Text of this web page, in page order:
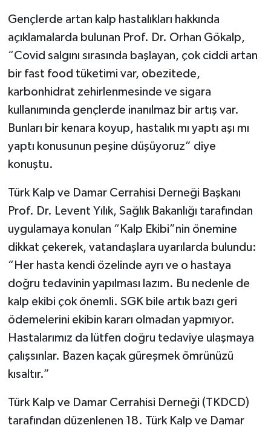
Gençlerde artan kalp hastalıkları hakkında
açıklamalarda bulunan Prof. Dr. Orhan Gökalp,
“Covid salgını sırasında başlayan, çok ciddi artan
bir fast food tüketimi var, obezitede,
karbonhidrat zehirlenmesinde ve sigara
kullanımında gençlerde inanılmaz bir artış var.
Bunları bir kenara koyup, hastalık mı yaptı aşı mı
yaptı konusunun peşine düşüyoruz” diye
konuştu.
Türk Kalp ve Damar Cerrahisi Derneği Başkanı
Prof. Dr. Levent Yılık, Sağlık Bakanlığı tarafından
uygulamaya konulan “Kalp Ekibi”nin önemine
dikkat çekerek, vatandaşlara uyarılarda bulundu:
“Her hasta kendi özelinde ayrı ve o hastaya
doğru tedavinin yapılması lazım. Bu nedenle de
kalp ekibi çok önemli. SGK bile artık bazı geri
ödemelerini ekibin kararı olmadan yapmıyor.
Hastalarımız da lütfen doğru tedaviye ulaşmaya
çalışsınlar. Bazen kaçak güreşmek ömrünüzü
kısaltır.”
Türk Kalp ve Damar Cerrahisi Derneği (TKDCD)
tarafından düzenlenen 18. Türk Kalp ve Damar